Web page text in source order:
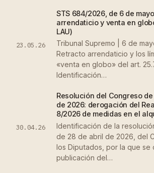
23.05.26
STS 684/2026, de 6 de
arrendaticio y venta en
LAU)
Tribunal Supremo | 6 de
Retracto arrendaticio y los
«venta en globo» del art.
Identificación…
30.04.26
Resolución del Congreso
de 2026: derogación del
8/2026 de medidas en el
Identificación de la
de 28 de abril de 2026, del
los Diputados, por la que se
publicación del…